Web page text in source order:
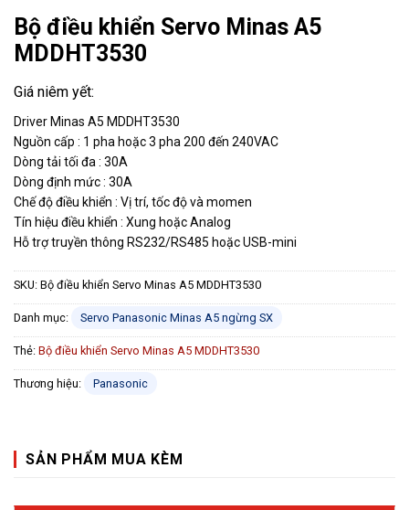
Bộ điều khiển Servo Minas A5
MDDHT3530
Driver Minas A5 MDDHT3530
Nguồn cấp : 1 pha hoặc 3 pha 200 đến 240VAC
Dòng tải tối đa : 30A
Dòng định mức : 30A
Chế độ điều khiển : Vị trí, tốc độ và momen
Tín hiệu điều khiển : Xung hoặc Analog
Hỗ trợ truyền thông RS232/RS485 hoặc USB-mini
SKU: Bộ điều khiển Servo Minas A5 MDDHT3530
Danh mục: Servo Panasonic Minas A5 ngừng SX
Thẻ: Bộ điều khiển Servo Minas A5 MDDHT3530
Thương hiệu: Panasonic
SẢN PHẨM MUA KÈM